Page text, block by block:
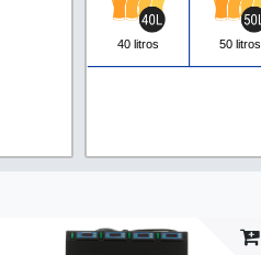
40 litros 50 litros